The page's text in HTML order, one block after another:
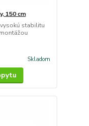
150 cm
stabilitu
Skladom